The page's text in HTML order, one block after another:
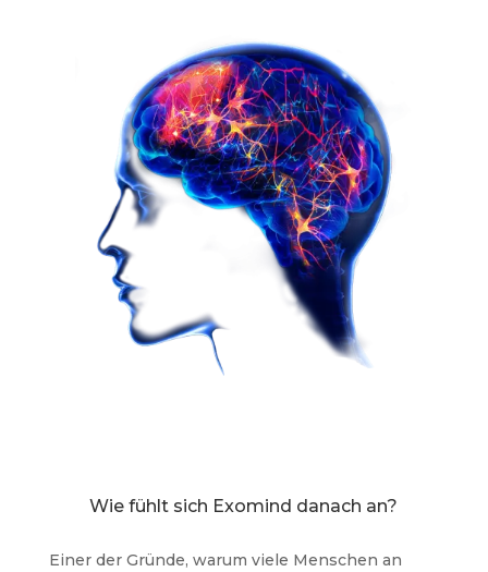
Wie fühlt sich Exomind danach an?
Einer der Gründe, warum viele Menschen an